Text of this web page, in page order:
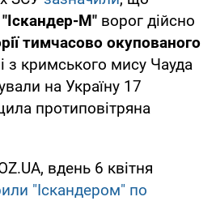
"Іскандер-М" ворог дійсно
тимчасово окупованого
з кримського мису Чауда
на Україну 17
протиповітряна
вдень 6 квітня
"Іскандером" по